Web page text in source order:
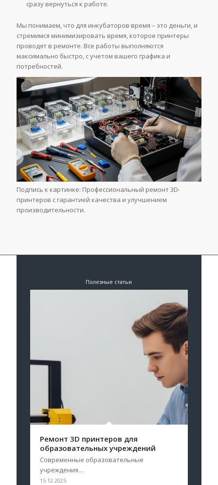
сразу вернуться к работе.
Мы понимаем, что для инкубаторов время – это деньги, и
стремимся минимизировать время, которое принтеры
проводят в ремонте. Все работы выполняются
максимально быстро, с учетом вашего графика и
потребностей.
Подпись к картинке: Профессиональный ремонт 3D-
принтеров с гарантией качества и улучшением
производительности.
Полезные статьи
Ремонт 3D принтеров для
образовательных учреждений
Современные образовательные
учреждения…
15.12.2025